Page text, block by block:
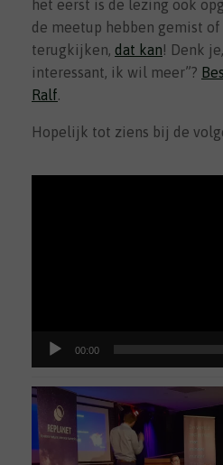
het eerst is de lezing ook
de meetup hebben gemist
terugkijken, dat kan! Denk
interessant, ik wil meer”?
Ralf.
Hopelijk tot ziens bij de
00:00